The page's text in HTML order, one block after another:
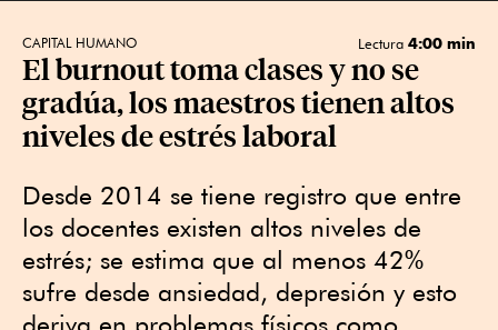
CAPITAL HUMANO Lectura 4:00 min
El burnout toma clases y no se
gradúa, los maestros tienen altos
niveles de estrés laboral
Desde 2014 se tiene registro que entre
los docentes existen altos niveles de
estrés; se estima que al menos 42%
sufre desde ansiedad, depresión y esto
deriva en problemas físicos como